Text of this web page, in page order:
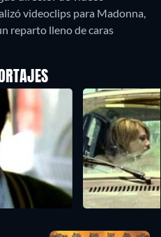
videoclips para Madonna,
reparto lleno de caras